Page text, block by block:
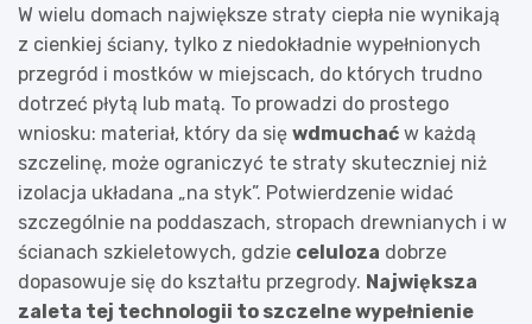
W wielu domach największe straty ciepła nie wynikają
z cienkiej ściany, tylko z niedokładnie wypełnionych
przegród i mostków w miejscach, do których trudno
dotrzeć płytą lub matą. To prowadzi do prostego
wniosku: materiał, który da się wdmuchać w każdą
szczelinę, może ograniczyć te straty skuteczniej niż
izolacja układana „na styk”. Potwierdzenie widać
szczególnie na poddaszach, stropach drewnianych i w
ścianach szkieletowych, gdzie celuloza dobrze
dopasowuje się do kształtu przegrody. Największa
zaleta tej technologii to szczelne wypełnienie